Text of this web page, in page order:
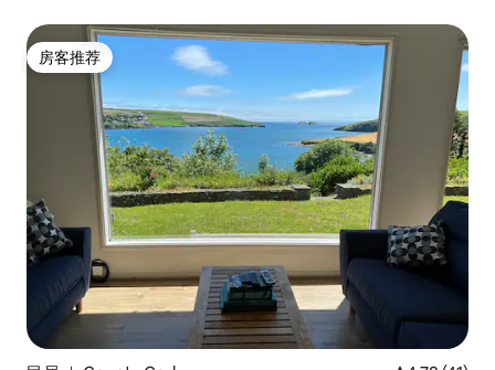
房客推荐
房客推荐